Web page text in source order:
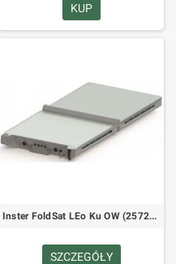
KUP
Inster FoldSat LEo Ku OW (257261013)
SZCZEGÓŁY